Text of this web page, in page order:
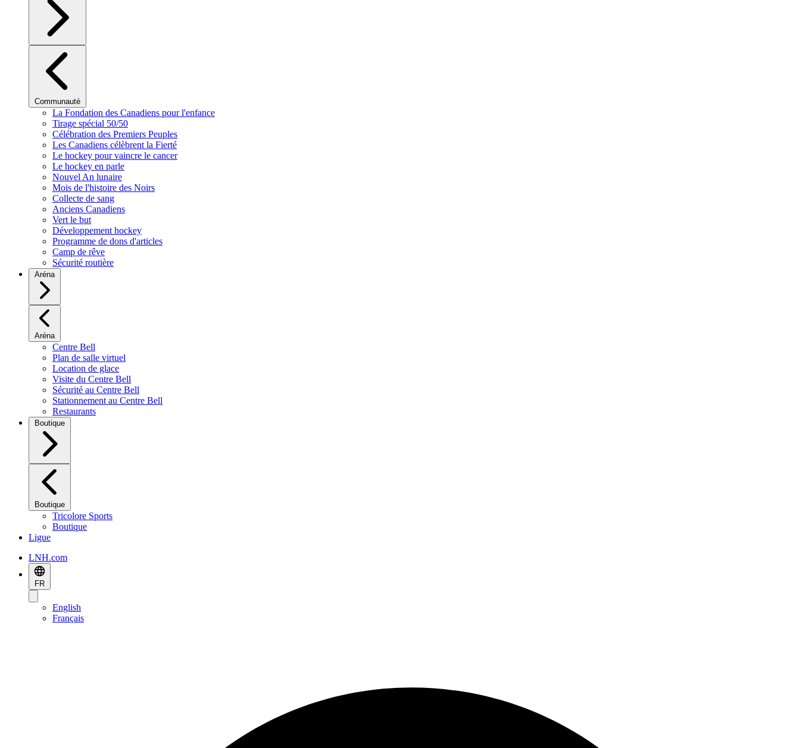
Communauté
La Fondation des Canadiens pour l'enfance
Tirage spécial 50/50
Célébration des Premiers Peuples
Les Canadiens célèbrent la Fierté
Le hockey pour vaincre le cancer
Le hockey en parle
Nouvel An lunaire
Mois de l'histoire des Noirs
Collecte de sang
Anciens Canadiens
Vert le but
Développement hockey
Programme de dons d'articles
Camp de rêve
Sécurité routière
Aréna
Aréna
Centre Bell
Plan de salle virtuel
Location de glace
Visite du Centre Bell
Sécurité au Centre Bell
Stationnement au Centre Bell
Restaurants
Boutique
Boutique
Tricolore Sports
Boutique
Ligue
LNH.com
FR
English
Français